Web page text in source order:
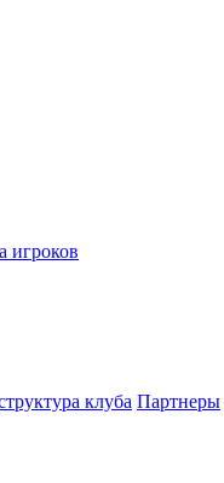
игроков
клуба Партнеры